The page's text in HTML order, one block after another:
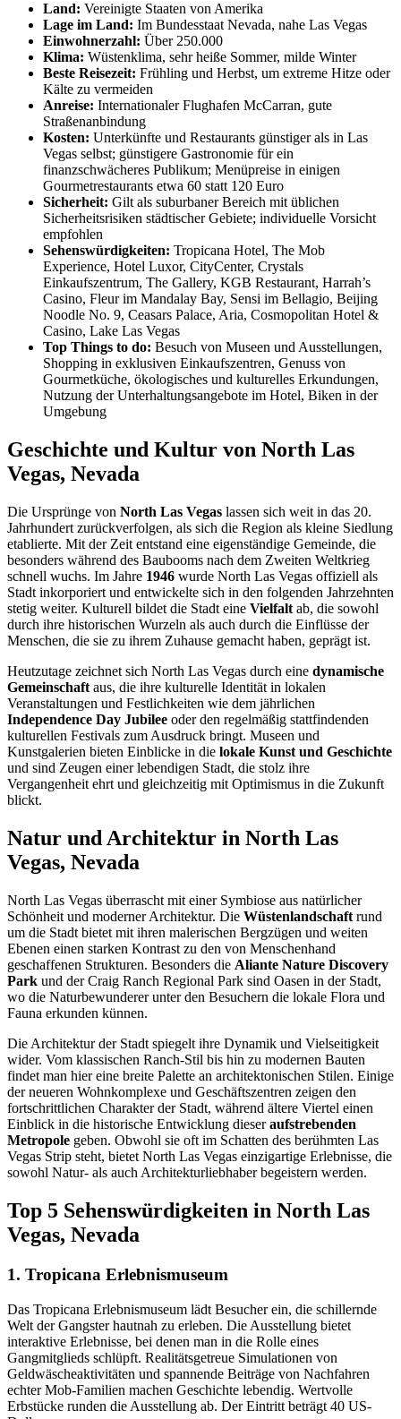
Land: Vereinigte Staaten von Amerika
Lage im Land: Im Bundesstaat Nevada, nahe Las Vegas
Einwohnerzahl: Über 250.000
Klima: Wüstenklima, sehr heiße Sommer, milde Winter
Beste Reisezeit: Frühling und Herbst, um extreme Hitze oder
Kälte zu vermeiden
Anreise: Internationaler Flughafen McCarran, gute
Straßenanbindung
Kosten: Unterkünfte und Restaurants günstiger als in Las
Vegas selbst; günstigere Gastronomie für ein
finanzschwächeres Publikum; Menüpreise in einigen
Gourmetrestaurants etwa 60 statt 120 Euro
Sicherheit: Gilt als suburbaner Bereich mit üblichen
Sicherheitsrisiken städtischer Gebiete; individuelle Vorsicht
empfohlen
Sehenswürdigkeiten: Tropicana Hotel, The Mob
Experience, Hotel Luxor, CityCenter, Crystals
Einkaufszentrum, The Gallery, KGB Restaurant, Harrah’s
Casino, Fleur im Mandalay Bay, Sensi im Bellagio, Beijing
Noodle No. 9, Ceasars Palace, Aria, Cosmopolitan Hotel &
Casino, Lake Las Vegas
Top Things to do: Besuch von Museen und Ausstellungen,
Shopping in exklusiven Einkaufszentren, Genuss von
Gourmetküche, ökologisches und kulturelles Erkundungen,
Nutzung der Unterhaltungsangebote im Hotel, Biken in der
Umgebung
Geschichte und Kultur von North Las
Vegas, Nevada
Die Ursprünge von North Las Vegas lassen sich weit in das 20.
Jahrhundert zurückverfolgen, als sich die Region als kleine Siedlung
etablierte. Mit der Zeit entstand eine eigenständige Gemeinde, die
besonders während des Baubooms nach dem Zweiten Weltkrieg
schnell wuchs. Im Jahre 1946 wurde North Las Vegas offiziell als
Stadt inkorporiert und entwickelte sich in den folgenden Jahrzehnten
stetig weiter. Kulturell bildet die Stadt eine Vielfalt ab, die sowohl
durch ihre historischen Wurzeln als auch durch die Einflüsse der
Menschen, die sie zu ihrem Zuhause gemacht haben, geprägt ist.
Heutzutage zeichnet sich North Las Vegas durch eine dynamische
Gemeinschaft aus, die ihre kulturelle Identität in lokalen
Veranstaltungen und Festlichkeiten wie dem jährlichen
Independence Day Jubilee oder den regelmäßig stattfindenden
kulturellen Festivals zum Ausdruck bringt. Museen und
Kunstgalerien bieten Einblicke in die lokale Kunst und Geschichte
und sind Zeugen einer lebendigen Stadt, die stolz ihre
Vergangenheit ehrt und gleichzeitig mit Optimismus in die Zukunft
blickt.
Natur und Architektur in North Las
Vegas, Nevada
North Las Vegas überrascht mit einer Symbiose aus natürlicher
Schönheit und moderner Architektur. Die Wüstenlandschaft rund
um die Stadt bietet mit ihren malerischen Bergzügen und weiten
Ebenen einen starken Kontrast zu den von Menschenhand
geschaffenen Strukturen. Besonders die Aliante Nature Discovery
Park und der Craig Ranch Regional Park sind Oasen in der Stadt,
wo die Naturbewunderer unter den Besuchern die lokale Flora und
Fauna erkunden künnen.
Die Architektur der Stadt spiegelt ihre Dynamik und Vielseitigkeit
wider. Vom klassischen Ranch-Stil bis hin zu modernen Bauten
findet man hier eine breite Palette an architektonischen Stilen. Einige
der neueren Wohnkomplexe und Geschäftszentren zeigen den
fortschrittlichen Charakter der Stadt, während ältere Viertel einen
Einblick in die historische Entwicklung dieseraufstrebenden
Metropole geben. Obwohl sie oft im Schatten des berühmten Las
Vegas Strip steht, bietet North Las Vegas einzigartige Erlebnisse, die
sowohl Natur- als auch Architekturliebhaber begeistern werden.
Top 5 Sehenswürdigkeiten in North Las
Vegas, Nevada
1. Tropicana Erlebnismuseum
Das Tropicana Erlebnismuseum lädt Besucher ein, die schillernde
Welt der Gangster hautnah zu erleben. Die Ausstellung bietet
interaktive Erlebnisse, bei denen man in die Rolle eines
Gangmitglieds schlüpft. Realitätsgetreue Simulationen von
Geldwäscheaktivitäten und spannende Beiträge von Nachfahren
echter Mob-Familien machen Geschichte lebendig. Wertvolle
Erbstücke runden die Ausstellung ab. Der Eintritt beträgt 40 US-